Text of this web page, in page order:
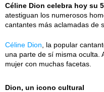
Céline Dion celebra hoy su
atestiguan los numerosos
cantantes más aclamadas de
Céline Dion , la popular
una parte de sí misma oculta.
mujer con muchas facetas.
Dion, un icono cultural